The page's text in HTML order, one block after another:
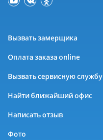
Вызвать замерщика
Оплата заказа online
Вызвать сервисную службу
Найти ближайший офис
Написать отзыв
Фото